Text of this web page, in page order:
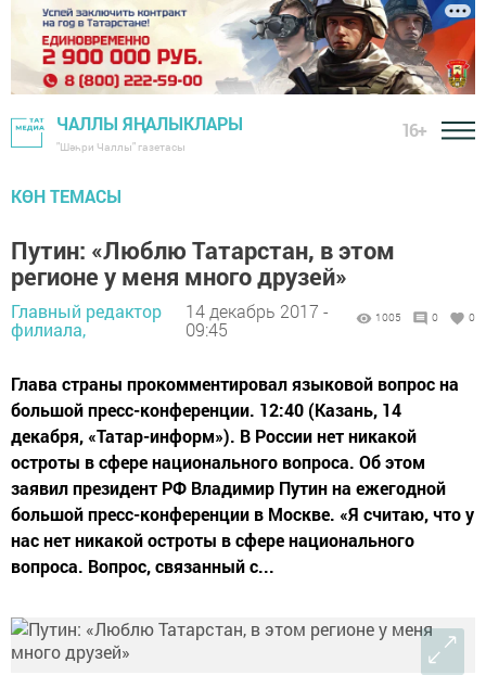
ЧАЛЛЫ ЯҢАЛЫКЛАРЫ
"Шәһри Чаллы" газетасы
16+
КӨН ТЕМАСЫ
Путин: «Люблю Татарстан, в этом
регионе у меня много друзей»
Главный редактор
филиала,
14 декабрь 2017 -
09:45
1005 0 0
Глава страны прокомментировал языковой вопрос на
большой пресс-конференции. 12:40 (Казань, 14
декабря, «Татар-информ»). В России нет никакой
остроты в сфере национального вопроса. Об этом
заявил президент РФ Владимир Путин на ежегодной
большой пресс-конференции в Москве. «Я считаю, что у
нас нет никакой остроты в сфере национального
вопроса. Вопрос, связанный с...